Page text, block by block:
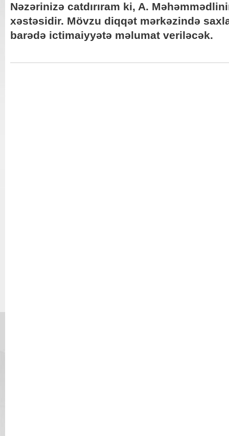
Nəzərinizə catdırıram ki, A.
xəstəsidir. Mövzu diqqət mərkəzində
barədə ictimaiyyətə məlumat veriləcək.